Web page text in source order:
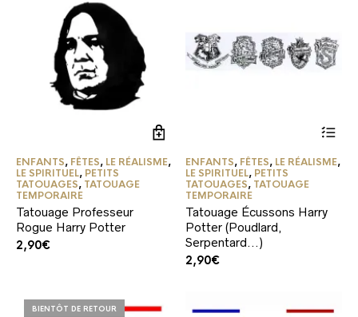
ENFANTS, FÊTES, LE RÉALISME,
LE SPIRITUEL, PETITS
TATOUAGES, TATOUAGE
TEMPORAIRE
Tatouage Professeur
Rogue Harry Potter
2,90€
ENFANTS, FÊTES, LE RÉALISME,
LE SPIRITUEL, PETITS
TATOUAGES, TATOUAGE
TEMPORAIRE
Tatouage Écussons Harry
Potter (Poudlard,
Serpentard…)
2,90€
BIENTÔT DE RETOUR